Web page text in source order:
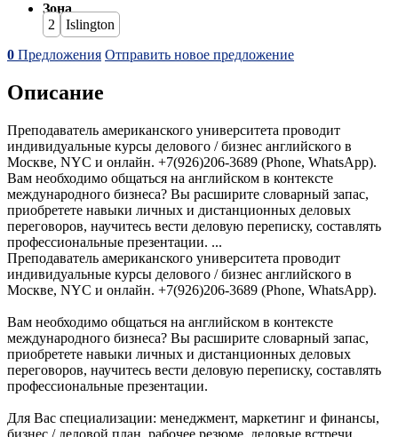
Зона
2
Islington
0 Предложения Отправить новое предложение
Описание
Преподаватель американского университета проводит
индивидуальные курсы делового / бизнес английского в
Москве, NYC и онлайн. +7(926)206-3689 (Phone, WhatsApp).
Вам необходимо общаться на английском в контексте
международного бизнеса? Вы расширите словарный запас,
приобретете навыки личных и дистанционных деловых
переговоров, научитесь вести деловую переписку, составлять
профессиональные презентации. ...
Преподаватель американского университета проводит
индивидуальные курсы делового / бизнес английского в
Москве, NYC и онлайн. +7(926)206-3689 (Phone, WhatsApp).
Вам необходимо общаться на английском в контексте
международного бизнеса? Вы расширите словарный запас,
приобретете навыки личных и дистанционных деловых
переговоров, научитесь вести деловую переписку, составлять
профессиональные презентации.
Для Вас специализации: менеджмент, маркетинг и финансы,